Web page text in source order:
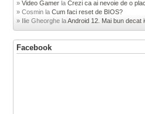
Video Gamer laCrezi ca ai nevoie de o
Cosmin laCum faci reset de BIOS?
Ilie Gheorghe laAndroid 12. Mai bun decat
Facebook